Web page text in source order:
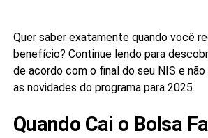
Quer saber exatamente quando você
benefício? Continue lendo para
de acordo com o final do seu NIS e
as novidades do programa para 2025.
Quando Cai o Bolsa